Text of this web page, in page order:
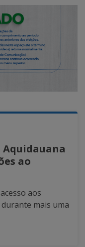
Aquidauana
ao
aos
mais uma